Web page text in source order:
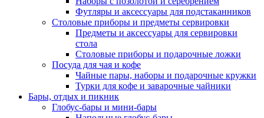
Футляры и аксессуары для подстаканников
Столовые приборы и предметы сервировки
Предметы и аксессуары для сервировки
стола
Столовые приборы и подарочные ложки
Посуда для чая и кофе
Чайные пары, наборы и подарочные кружки
Турки для кофе и заварочные чайники
Бары, отдых и пикник
Глобус-бары и мини-бары